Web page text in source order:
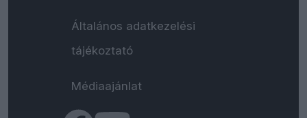
Általános adatkezelési
tájékoztató
Médiaajánlat